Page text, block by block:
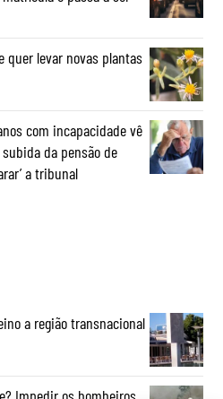
quer levar novas plantas
com incapacidade vê
da pensão de
a tribunal
a região transnacional